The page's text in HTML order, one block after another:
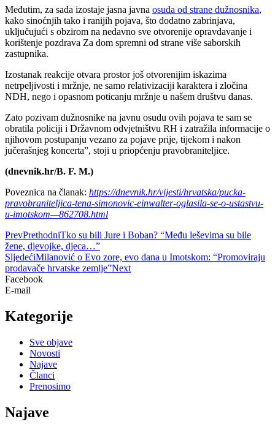
Međutim, za sada izostaje jasna javna osuda od strane dužnosnika,
kako sinoćnjih tako i ranijih pojava, što dodatno zabrinjava,
uključujući s obzirom na nedavno sve otvorenije opravdavanje i
korištenje pozdrava Za dom spremni od strane više saborskih
zastupnika.
Izostanak reakcije otvara prostor još otvorenijim iskazima
netrpeljivosti i mržnje, ne samo relativizaciji karaktera i zločina
NDH, nego i opasnom poticanju mržnje u našem društvu danas.
Zato pozivam dužnosnike na javnu osudu ovih pojava te sam se
obratila policiji i Državnom odvjetništvu RH i zatražila informacije o
njihovom postupanju vezano za pojave prije, tijekom i nakon
jučerašnjeg koncerta”, stoji u priopćenju pravobraniteljice.
(dnevnik.hr/B. F. M.)
Poveznica na članak: https://dnevnik.hr/vijesti/hrvatska/pucka-
pravobraniteljica-tena-simonovic-einwalter-oglasila-se-o-ustastvu-
u-imotskom—862708.html
PrevPrethodniTko su bili Jure i Boban? “Među leševima su bile
žene, djevojke, djeca…”
SljedećiMilanović o Evo zore, evo dana u Imotskom: “Promoviraju
prodavače hrvatske zemlje”Next
Facebook
E-mail
Kategorije
Sve objave
Novosti
Najave
Članci
Prenosimo
Najave